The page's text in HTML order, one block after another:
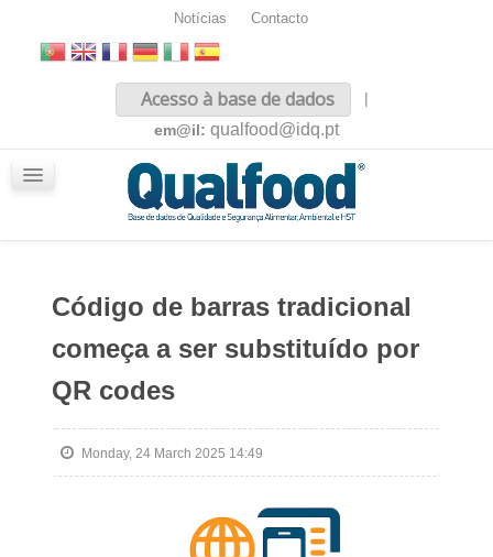
Notícias Contacto
Acesso à base de dados
|
em@il: qualfood@idq.pt
Código de barras tradicional
começa a ser substituído por
QR codes
Monday, 24 March 2025 14:49